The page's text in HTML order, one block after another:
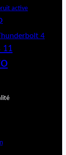
active
4
11